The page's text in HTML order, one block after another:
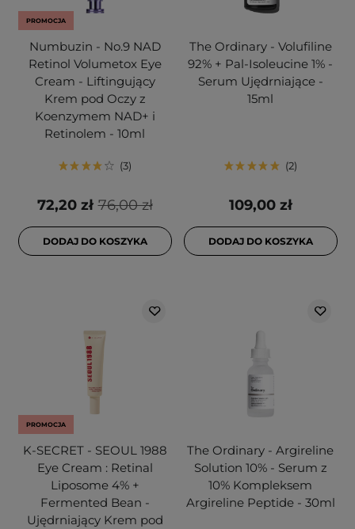
PROMOCJA
Numbuzin - No.9 NAD
Retinol Volumetox Eye
Cream - Liftingujący
Krem pod Oczy z
Koenzymem NAD+ i
Retinolem - 10ml
3
76,00 zł
72,20 zł
DODAJ DO KOSZYKA
The Ordinary - Volufiline
92% + Pal-Isoleucine 1% -
Serum Ujędrniające -
15ml
2
109,00 zł
DODAJ DO KOSZYKA
PROMOCJA
K-SECRET - SEOUL 1988
Eye Cream : Retinal
Liposome 4% +
Fermented Bean -
Ujędrniający Krem pod
The Ordinary - Argireline
Solution 10% - Serum z
10% Kompleksem
Argireline Peptide - 30ml